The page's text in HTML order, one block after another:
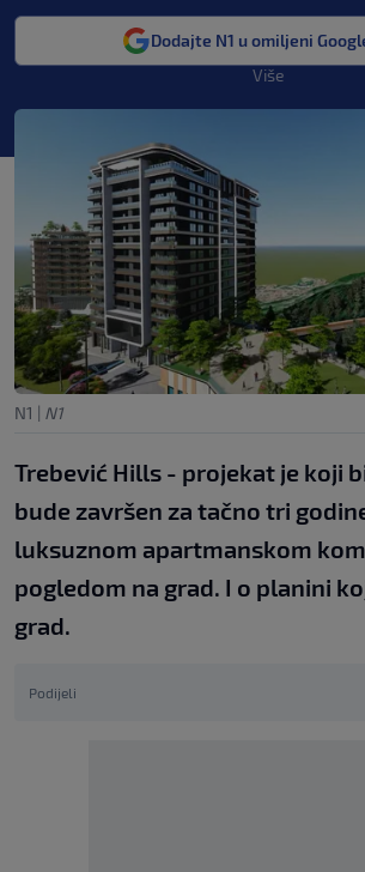
Dodajte N1 u omiljeni
Više
N1 | N1
Trebević Hills - projekat je koji
bude završen za tačno tri
luksuznom apartmanskom
pogledom na grad. I o planini
grad.
Podijeli